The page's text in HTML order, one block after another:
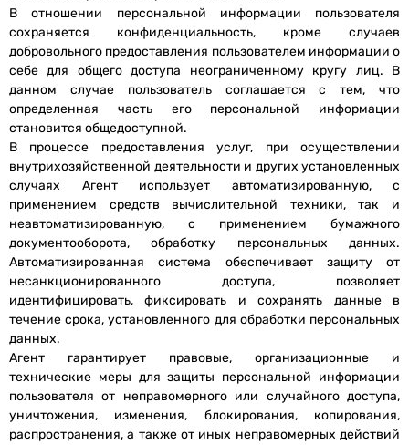
В отношении персональной информации пользователя
сохраняется конфиденциальность, кроме случаев
добровольного предоставления пользователем информации о
себе для общего доступа неограниченному кругу лиц. В
данном случае пользователь соглашается с тем, что
определенная часть его персональной информации
становится общедоступной.
В процессе предоставления услуг, при осуществлении
внутрихозяйственной деятельности и других установленных
случаях Агент использует автоматизированную, с
применением средств вычислительной техники, так и
неавтоматизированную, с применением бумажного
документооборота, обработку персональных данных.
Автоматизированная система обеспечивает защиту от
несанкционированного доступа, позволяет
идентифицировать, фиксировать и сохранять данные в
течение срока, установленного для обработки персональных
данных.
Агент гарантирует правовые, организационные и
технические меры для защиты персональной информации
пользователя от неправомерного или случайного доступа,
уничтожения, изменения, блокирования, копирования,
распространения, а также от иных неправомерных действий